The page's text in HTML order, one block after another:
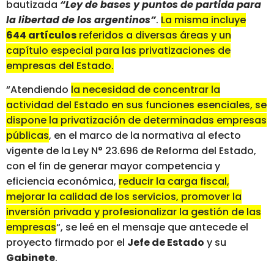
bautizada “Ley de bases y puntos de partida para
la libertad de los argentinos”. La misma incluye
644 artículos referidos a diversas áreas y un
capítulo especial para las privatizaciones de
empresas del Estado.
“Atendiendo la necesidad de concentrar la
actividad del Estado en sus funciones esenciales, se
dispone la privatización de determinadas empresas
públicas, en el marco de la normativa al efecto
vigente de la Ley N° 23.696 de Reforma del Estado,
con el fin de generar mayor competencia y
eficiencia económica, reducir la carga fiscal,
mejorar la calidad de los servicios, promover la
inversión privada y profesionalizar la gestión de las
empresas“, se leé en el mensaje que antecede el
proyecto firmado por el Jefe de Estado y su
Gabinete.